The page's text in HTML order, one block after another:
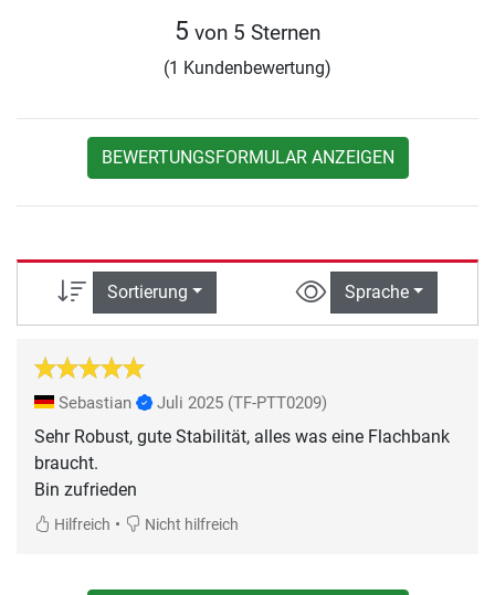
5 von 5 Sternen
(1 Kundenbewertung)
BEWERTUNGSFORMULAR ANZEIGEN
Sortierung Sprache
Sebastian Juli 2025 (TF-PTT0209)
Sehr Robust, gute Stabilität, alles was eine Flachbank
braucht.
Bin zufrieden
Hilfreich • Nicht hilfreich